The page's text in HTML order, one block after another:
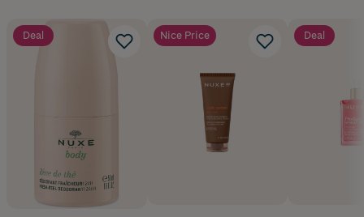
Deal Nice Price Deal